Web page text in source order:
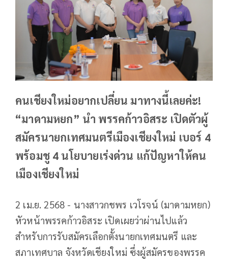
คนเชียงใหม่อยากเปลี่ยน มาทางนี้เลยค่ะ!
“มาดามหยก” นำ พรรคก้าวอิสระ เปิดตัวผู้
สมัครนายกเทศมนตรีเมืองเชียงใหม่ เบอร์ 4
พร้อมชู 4 นโยบายเร่งด่วน แก้ปัญหาให้คน
เมืองเชียงใหม่
2 เม.ย. 2568 - นางสาวกชพร เวโรจน์ (มาดามหยก)
หัวหน้าพรรคก้าวอิสระ เปิดเผยว่าผ่านไปแล้ว
สำหรับการรับสมัครเลือกตั้งนายกเทศมนตรี และ
สภาเทศบาล จังหวัดเชียงใหม่ ซึ่งผู้สมัครของพรรค